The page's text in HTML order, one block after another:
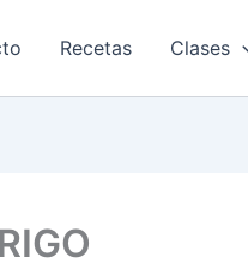
Recetas Clases